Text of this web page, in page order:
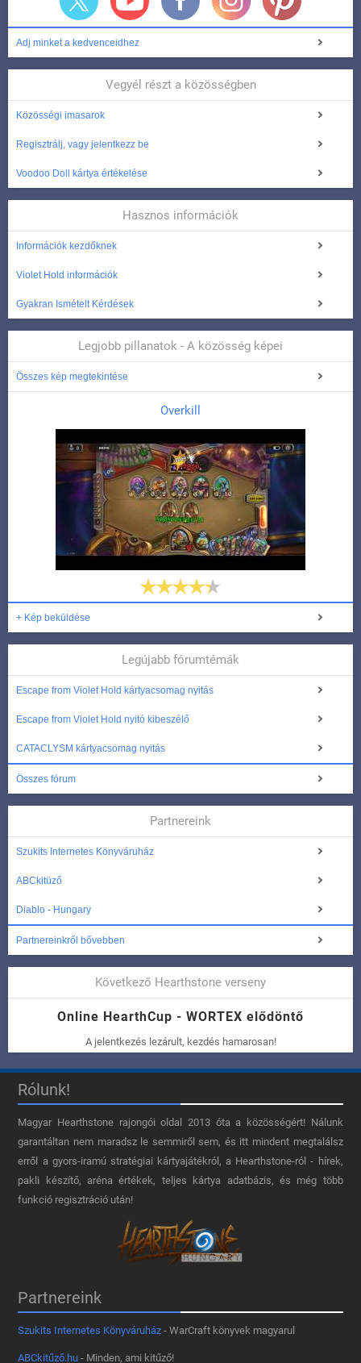
Adj minket a kedvenceidhez
Vegyél részt a közösségben
Közösségi imasarok
Regisztrálj, vagy jelentkezz be
Voodoo Doll kártya értékelése
Hasznos információk
Információk kezdőknek
Violet Hold információk
Gyakran Ismételt Kérdések
Legjobb pillanatok - A közösség képei
Összes kép megtekintése
Overkill
+ Kép beküldése
Legújabb fórumtémák
Escape from Violet Hold kártyacsomag nyitás
Escape from Violet Hold nyitó kibeszélő
CATACLYSM kártyacsomag nyitás
Összes fórum
Partnereink
Szukits Internetes Könyváruház
ABCkitüző
Diablo - Hungary
Partnereinkről bővebben
Következő Hearthstone verseny
Online HearthCup - WORTEX elődöntő
A jelentkezés lezárult, kezdés hamarosan!
Rólunk!
Magyar Hearthstone​ rajongói oldal 2013 óta a közösségért! Nálunk
garantáltan nem maradsz le semmiről sem, és itt mindent megtalálsz
erről a gyors-iramú stratégiai kártyajátékról, a Hearthstone-ról - hírek,
pakli készítő, aréna értékek, teljes kártya adatbázis, és még több
funkció regisztráció után!
Partnereink
Szukits Internetes Könyváruház - WarCraft könyvek magyarul
ABCkitűző.hu - Minden, ami kitűző!